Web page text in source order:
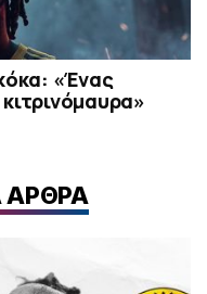
«Ένας
ΑΡΘΡΑ